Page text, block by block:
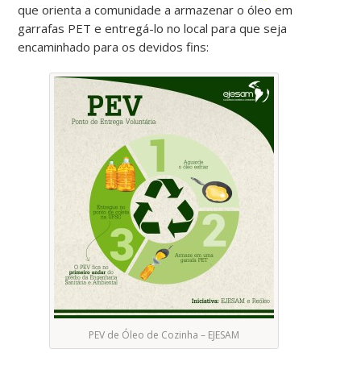
que orienta a comunidade a armazenar o óleo em
garrafas PET e entregá-lo no local para que seja
encaminhado para os devidos fins:
PEV de Óleo de Cozinha – EJESAM